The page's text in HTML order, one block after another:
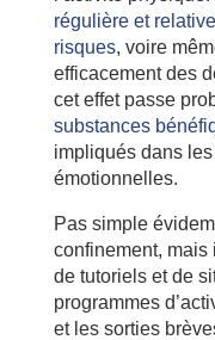
régulière et
risques, voire
efficacement des
cet effet passe
substances
impliqués dans
émotionnelles.
Pas simple
confinement,
de tutoriels et de
programmes
et les sorties